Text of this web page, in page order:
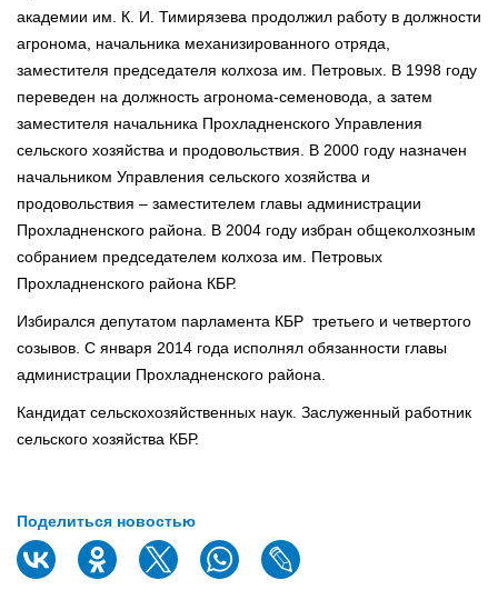
академии им. К. И. Тимирязева продолжил работу в должности
агронома, начальника механизированного отряда,
заместителя председателя колхоза им. Петровых. В 1998 году
переведен на должность агронома-семеновода, а затем
заместителя начальника Прохладненского Управления
сельского хозяйства и продовольствия. В 2000 году назначен
начальником Управления сельского хозяйства и
продовольствия – заместителем главы администрации
Прохладненского района. В 2004 году избран общеколхозным
собранием председателем колхоза им. Петровых
Прохладненского района КБР.
Избирался депутатом парламента КБР третьего и четвертого
созывов. С января 2014 года исполнял обязанности главы
администрации Прохладненского района.
Кандидат сельскохозяйственных наук. Заслуженный работник
сельского хозяйства КБР.
Поделиться новостью